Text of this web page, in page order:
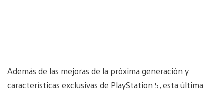
Además de las mejoras de la próxima generación y
características exclusivas de PlayStation 5, esta última